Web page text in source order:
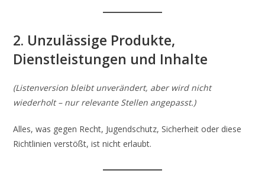
2. Unzulässige Produkte,
Dienstleistungen und Inhalte
(Listenversion bleibt unverändert, aber wird nicht
wiederholt – nur relevante Stellen angepasst.)
Alles, was gegen Recht, Jugendschutz, Sicherheit oder diese
Richtlinien verstößt, ist nicht erlaubt.